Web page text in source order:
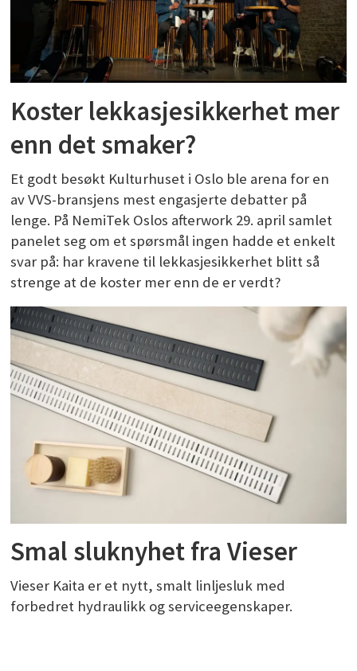
Koster lekkasjesikkerhet mer
enn det smaker?
Et godt besøkt Kulturhuset i Oslo ble arena for en
av VVS-bransjens mest engasjerte debatter på
lenge. På NemiTek Oslos afterwork 29. april samlet
panelet seg om et spørsmål ingen hadde et enkelt
svar på: har kravene til lekkasjesikkerhet blitt så
strenge at de koster mer enn de er verdt?
Smal sluknyhet fra Vieser
Vieser Kaita er et nytt, smalt linljesluk med
forbedret hydraulikk og serviceegenskaper.